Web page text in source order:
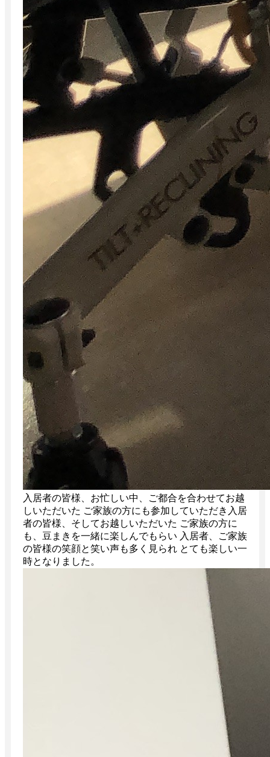
入居者の皆様、お忙しい中、ご都合を合わせてお越
しいただいた ご家族の方にも参加していただき入居
者の皆様、そしてお越しいただいた ご家族の方に
も、豆まきを一緒に楽しんでもらい 入居者、ご家族
の皆様の笑顔と笑い声も多く見られ とても楽しい一
時となりました。